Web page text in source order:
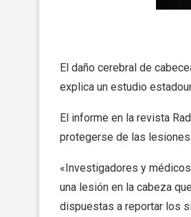
El daño cerebral de
explica un estudio
El informe en la revista
protegerse de las
«Investigadores y
una lesión en la cabeza
dispuestas a reportar los